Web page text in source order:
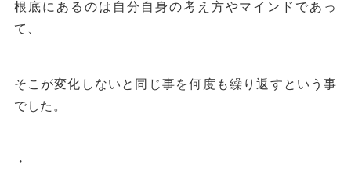
根底にあるのは自分自身の考え方やマインドであっ
て、
そこが変化しないと同じ事を何度も繰り返すという事
でした。
・